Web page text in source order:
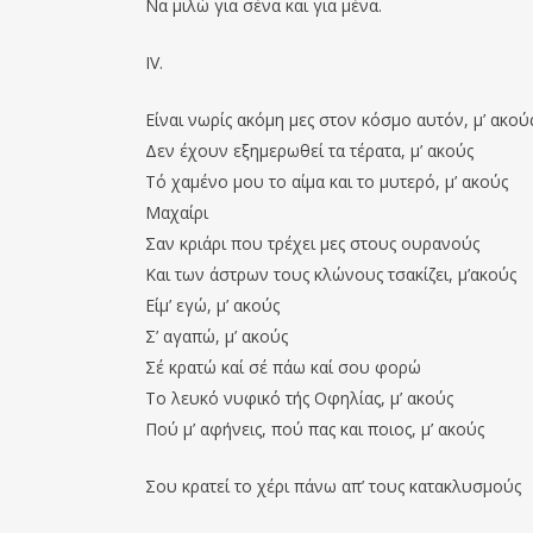
Να μιλώ για σένα και για μένα.
ΙV.
Είναι νωρίς ακόμη μες στον κόσμο αυτόν, μ’
Δεν έχουν εξημερωθεί τα τέρατα, μ’ ακούς
Τό χαμένο μου το αίμα και το μυτερό, μ’ ακούς
Μαχαίρι
Σαν κριάρι που τρέχει μες στους ουρανούς
Και των άστρων τους κλώνους τσακίζει, μ’ακούς
Είμ’ εγώ, μ’ ακούς
Σ’ αγαπώ, μ’ ακούς
Σέ κρατώ καί σέ πάω καί σου φορώ
Το λευκό νυφικό τής Οφηλίας, μ’ ακούς
Πού μ’ αφήνεις, πού πας και ποιος, μ’ ακούς
Σου κρατεί το χέρι πάνω απ’ τους κατακλυσμούς